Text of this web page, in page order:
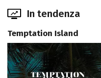
In tendenza
Temptation Island